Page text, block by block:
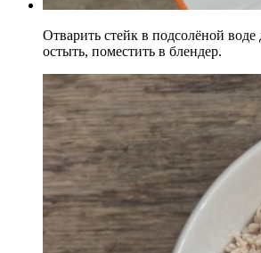
Отварить стейк в подсолёной воде
остыть, поместить в блендер.